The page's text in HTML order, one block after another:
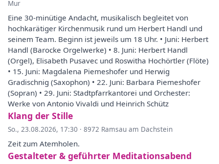
Mur
Eine 30-minütige Andacht, musikalisch begleitet von
hochkarätiger Kirchenmusik rund um Herbert Handl und
seinem Team. Beginn ist jeweils um 18 Uhr. • Juni: Herbert
Handl (Barocke Orgelwerke) • 8. Juni: Herbert Handl
(Orgel), Elisabeth Pusavec und Roswitha Hochörtler (Flöte)
• 15. Juni: Magdalena Piemeshofer und Herwig
Gradischnig (Saxophon) • 22. Juni: Barbara Piemeshofer
(Sopran) • 29. Juni: Stadtpfarrkantorei und Orchester:
Werke von Antonio Vivaldi und Heinrich Schütz
Klang der Stille
So., 23.08.2026, 17:30 · 8972 Ramsau am Dachstein
Zeit zum Atemholen.
Gestalteter & geführter Meditationsabend